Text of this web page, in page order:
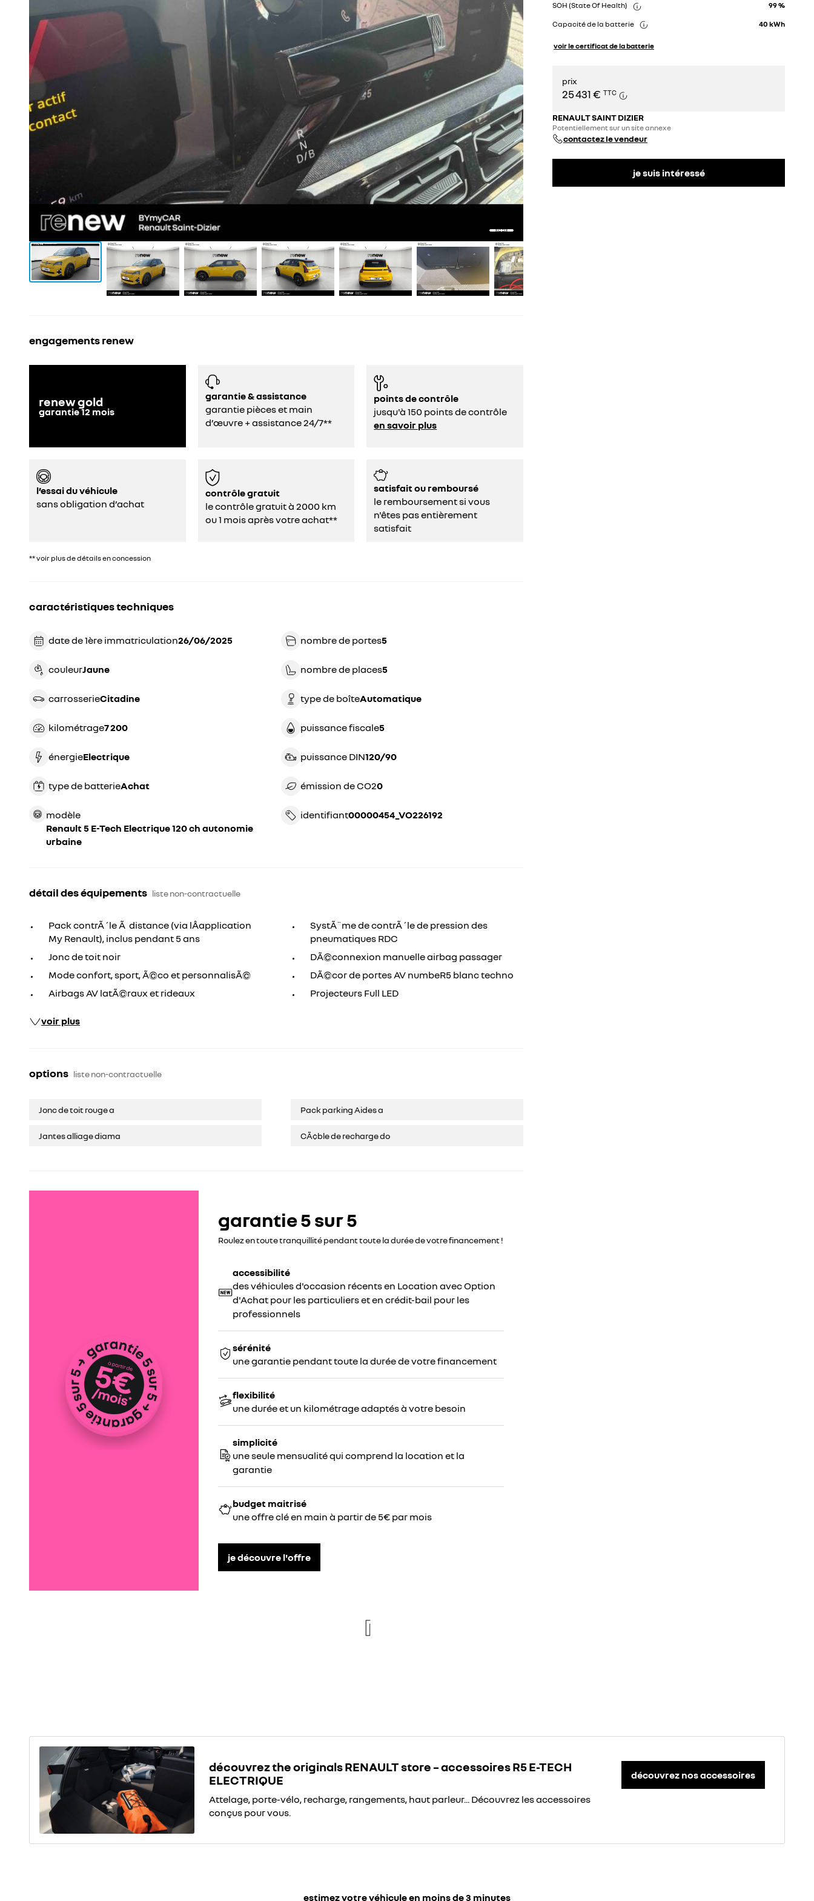
SOH (State Of Health) 99 %
Capacité de la batterie 40 kWh
voir le certificat de la batterie
prix
25 431 € TTC
RENAULT SAINT DIZIER
Potentiellement sur un site annexe
contactez le vendeur
je suis intéressé
engagements renew
renew gold
garantie12 mois
garantie & assistance
garantie pièces et main
d’œuvre + assistance 24/7**
points de contrôle
jusqu'à 150 points de contrôle
en savoir plus
l’essai du véhicule
sans obligation d’achat
contrôle gratuit
le contrôle gratuit à 2000 km
ou 1 mois après votre achat**
satisfait ou remboursé
le remboursement si vous
n'êtes pas entièrement
satisfait
** voir plus de détails en concession
caractéristiques techniques
date de 1ère immatriculation 26/06/2025
couleur jaune
carrosserie citadine
kilométrage 7 200
énergie electrique
type de batterie achat
modèle
Renault 5 E-Tech Electrique 120 ch autonomie
urbaine
nombre de portes5
nombre de places5
type de boîte automatique
puissance fiscale5
puissance DIN 120/90
émission de CO20
identifiant 00000454_VO226192
détail des équipements liste non-contractuelle
Pack contrÃ´le Ã distance (via lÂapplication
My Renault), inclus pendant 5 ans
Jonc de toit noir
Mode confort, sport, Ã©co et personnalisÃ©
Airbags AV latÃ©raux et rideaux
SystÃ¨me de contrÃ´le de pression des
pneumatiques RDC
DÃ©connexion manuelle airbag passager
DÃ©cor de portes AV numbeR5 blanc techno
Projecteurs Full LED
voir plus
options liste non-contractuelle
Jonc de toit rouge a
Jantes alliage diama
Pack parking Aides a
CÃ¢ble de recharge do
garantie 5 sur 5
Roulez en toute tranquillité pendant toute la durée de votre financement !
accessibilité
des véhicules d'occasion récents en Location avec Option
d'Achat pour les particuliers et en crédit-bail pour les
professionnels
sérénité
une garantie pendant toute la durée de votre financement
flexibilité
une durée et un kilométrage adaptés à votre besoin
simplicité
une seule mensualité qui comprend la location et la
garantie
budget maitrisé
une offre clé en main à partir de 5€ par mois
je découvre l'offre
re
découvrez the originals RENAULT store – accessoires R5 E-TECH
ELECTRIQUE
Attelage, porte-vélo, recharge, rangements, haut parleur... Découvrez les accessoires
conçus pour vous.
découvrez nos accessoires
estimez votre véhicule en moins de 3 minutes